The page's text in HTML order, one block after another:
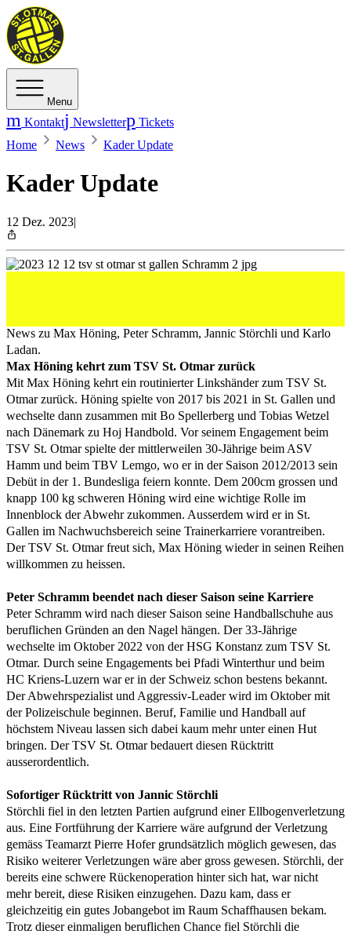
Menu
Kontakt Newsletter
Tickets
Home
News Kader Update
Kader Update
12 Dez. 2023|
News zu Max Höning, Peter Schramm, Jannic Störchli und Karlo
Ladan.
Max Höning kehrt zum TSV St. Otmar zurück
Mit Max Höning kehrt ein routinierter Linkshänder zum TSV St.
Otmar zurück. Höning spielte von 2017 bis 2021 in St. Gallen und
wechselte dann zusammen mit Bo Spellerberg und Tobias Wetzel
nach Dänemark zu Hoj Handbold. Vor seinem Engagement beim
TSV St. Otmar spielte der mittlerweilen 30-Jährige beim ASV
Hamm und beim TBV Lemgo, wo er in der Saison 2012/2013 sein
Debüt in der 1. Bundesliga feiern konnte. Dem 200cm grossen und
knapp 100 kg schweren Höning wird eine wichtige Rolle im
Innenblock der Abwehr zukommen. Ausserdem wird er in St.
Gallen im Nachwuchsbereich seine Trainerkarriere vorantreiben.
Der TSV St. Otmar freut sich, Max Höning wieder in seinen Reihen
willkommen zu heissen.
Peter Schramm beendet nach dieser Saison seine Karriere
Peter Schramm wird nach dieser Saison seine Handballschuhe aus
beruflichen Gründen an den Nagel hängen. Der 33-Jährige
wechselte im Oktober 2022 von der HSG Konstanz zum TSV St.
Otmar. Durch seine Engagements bei Pfadi Winterthur und beim
HC Kriens-Luzern war er in der Schweiz schon bestens bekannt.
Der Abwehrspezialist und Aggressiv-Leader wird im Oktober mit
der Polizeischule beginnen. Beruf, Familie und Handball auf
höchstem Niveau lassen sich dabei kaum mehr unter einen Hut
bringen. Der TSV St. Otmar bedauert diesen Rücktritt
ausserordentlich.
Sofortiger Rücktritt von Jannic Störchli
Störchli fiel in den letzten Partien aufgrund einer Ellbogenverletzung
aus. Eine Fortführung der Karriere wäre aufgrund der Verletzung
gemäss Teamarzt Pierre Hofer grundsätzlich möglich gewesen, das
Risiko weiterer Verletzungen wäre aber gross gewesen. Störchli, der
bereits eine schwere Rückenoperation hinter sich hat, war nicht
mehr bereit, diese Risiken einzugehen. Dazu kam, dass er
gleichzeitig ein gutes Jobangebot im Raum Schaffhausen bekam.
Trotz dieser einmaligen beruflichen Chance fiel Störchli die